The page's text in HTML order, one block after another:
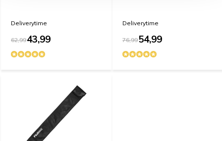
Deliverytime
62,9943,99
Deliverytime
76,9954,99